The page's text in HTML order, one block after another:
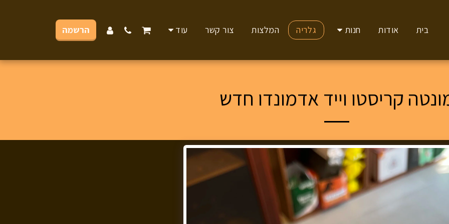
בית אודות חנות גלריה המלצות צור קשר עוד הרשמה
קריסטו וייד אדמונדו חדש